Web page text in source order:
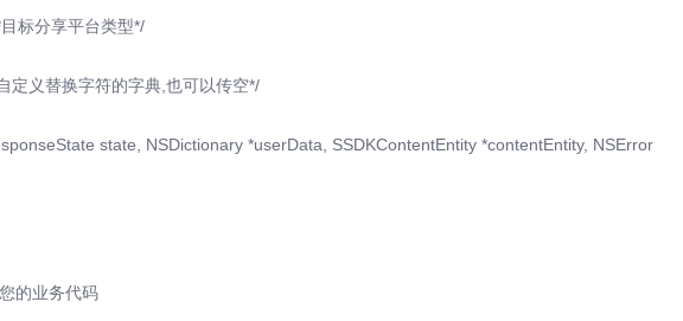
标分享平台类型*/
定义替换字符的字典,也可以传空*/
state, NSDictionary *userData, SSDKContentEntity *contentEntity, NSError
的业务代码